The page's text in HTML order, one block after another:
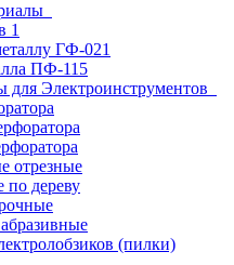
1
ГФ-021
ПФ-115
для Электроинструментов
отрезные
дереву
(пилки)